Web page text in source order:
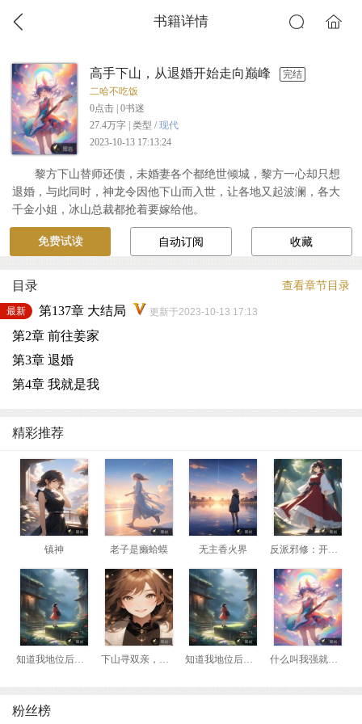
书籍详情
高手下山，从退婚开始走向巅峰
完结
二哈不吃饭
0点击 | 0书迷
27.4万字 | 类型 / 现代
2023-10-13 17:13:24
黎方下山替师还债，未婚妻各个都绝世倾城，黎方一心却只想
退婚，与此同时，神龙令因他下山而入世，让各地又起波澜，各大
千金小姐，冰山总裁都抢着要嫁给他。
免费试读 自动订阅 收藏
目录 查看章节目录
最新 第137章 大结局 更新于2023-10-13 17:13
第2章 前往姜家
第3章 退婚
第4章 我就是我
精彩推荐
镇神 老子是癞蛤蟆 无主香火界 反派邪修：开局我是瘸腿老头
知道我地位后，前妻悔哭了 下山寻双亲，我靠相术断生死！ 知道我地位后，前妻悔哭了 什么叫我强就该死？那我换到妖兽阵营！
粉丝榜